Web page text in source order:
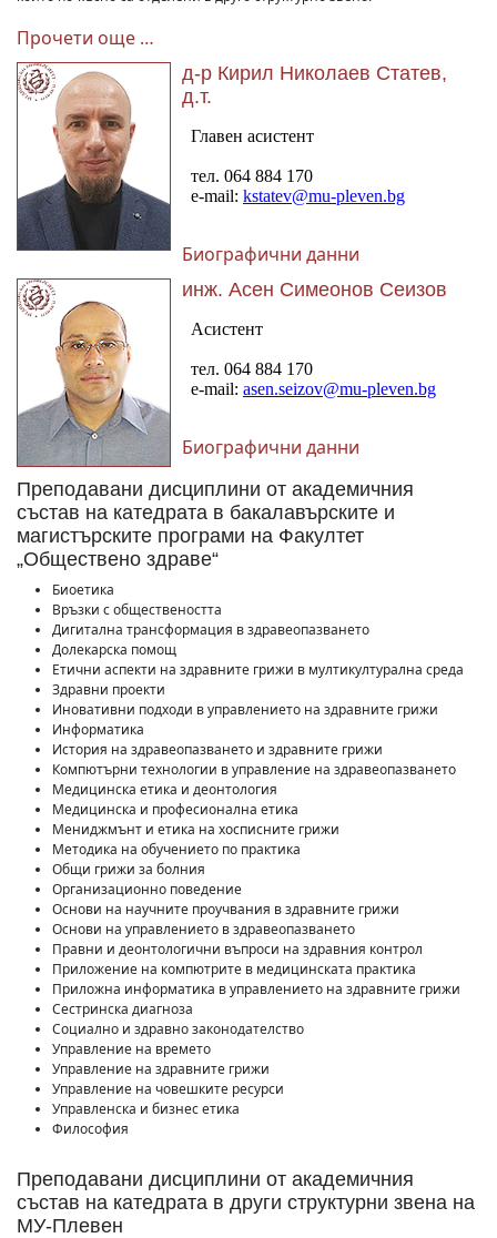
Прочети още …
д-р Кирил Николаев Статев,
д.т.
Биографични данни
инж. Асен Симеонов Сеизов
Биографични данни
Преподавани дисциплини от академичния
състав на катедрата в бакалавърските и
магистърските програми на Факултет
„Обществено здраве“
Биоетика
Връзки с обществеността
Дигитална трансформация в здравеопазването
Долекарска помощ
Етични аспекти на здравните грижи в мултикултурална среда
Здравни проекти
Иновативни подходи в управлението на здравните грижи
Информатика
История на здравеопазването и здравните грижи
Компютърни технологии в управление на здравеопазването
Медицинска етика и деонтология
Медицинска и професионална етика
Мениджмънт и етика на хосписните грижи
Методика на обучението по практика
Общи грижи за болния
Организационно поведение
Основи на научните проучвания в здравните грижи
Основи на управлението в здравеопазването
Правни и деонтологични въпроси на здравния контрол
Приложение на компютрите в медицинската практика
Приложна информатика в управлението на здравните грижи
Сестринска диагноза
Социално и здравно законодателство
Управление на времето
Управление на здравните грижи
Управление на човешките ресурси
Управленска и бизнес етика
Философия
Преподавани дисциплини от академичния
състав на катедрата в други структурни звена на
МУ-Плевен